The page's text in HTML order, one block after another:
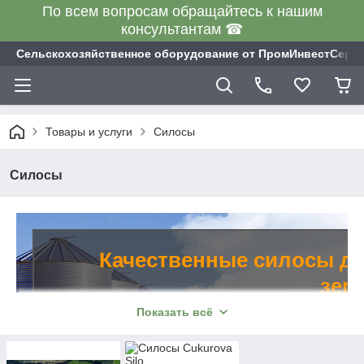
По всем вопросам обращайтесь к нашим
консультантам ☎
Сельскохозяйственное оборудование от
Товары и услуги Силосы
Силосы
Качественные силосы
Если вам необходимы
функциональные силосы для зерна,
Показать всё